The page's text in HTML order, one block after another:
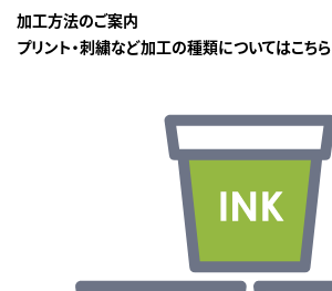
加工方法のご案内
プリント・刺繍など加工の種類についてはこちら